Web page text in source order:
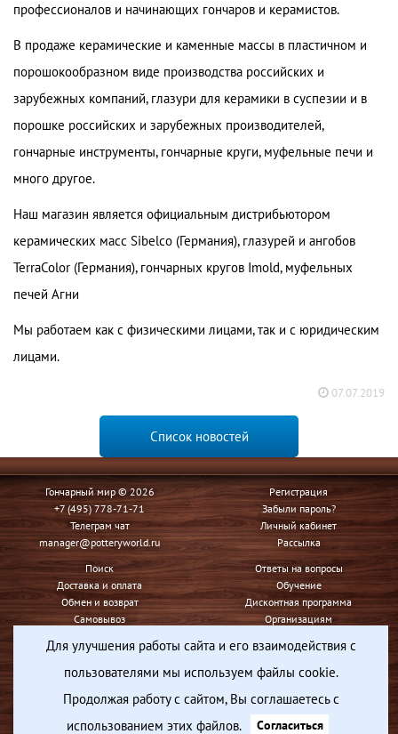
профессионалов и начинающих гончаров и керамистов.
В продаже керамические и каменные массы в пластичном и
порошокообразном виде производства российских и
зарубежных компаний, глазури для керамики в суспезии и в
порошке российских и зарубежных производителей,
гончарные инструменты, гончарные круги, муфельные печи и
много другое.
Наш магазин является официальным дистрибьютором
керамических масс Sibelco (Германия), глазурей и ангобов
TerraColor (Германия), гончарных кругов Imold, муфельных
печей Агни
Мы работаем как с физическими лицами, так и с юридическим
лицами.
07.07.2019
Список новостей
Гончарный мир © 2026
+7 (495) 778-71-71
Телеграм чат
manager@potteryworld.ru
Регистрация
Забыли пароль?
Личный кабинет
Рассылка
Поиск
Доставка и оплата
Обмен и возврат
Самовывоз
Ответы на вопросы
Обучение
Дисконтная программа
Организациям
Контакты
Конфиденциальность
Вся представленная на сайте информация носит информационный характер и ни при каких
условиях не является публичной офертой, определяемой положениями Статьи 437 Гражданского
Для улучшения работы сайта и его взаимодействия с
пользователями мы используем файлы cookie.
Продолжая работу с сайтом, Вы соглашаетесь с
использованием этих файлов.
Согласиться